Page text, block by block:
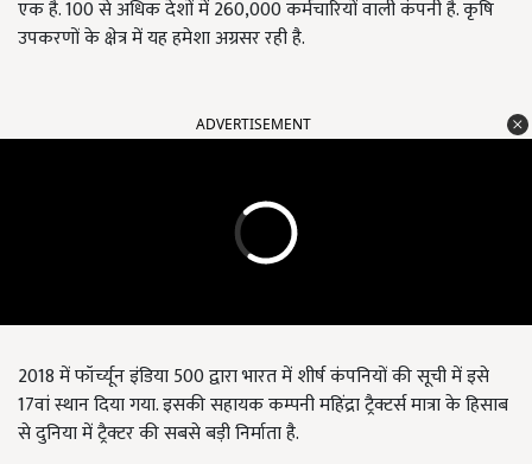
एक है. 100 से अधिक देशों में 260,000 कर्मचारियों वाली कंपनी है. कृषि
उपकरणों के क्षेत्र में यह हमेशा अग्रसर रही है.
ADVERTISEMENT
2018 में फॉर्च्यून इंडिया 500 द्वारा भारत में शीर्ष कंपनियों की सूची में इसे
17वां स्थान दिया गया. इसकी सहायक कम्पनी महिंद्रा ट्रैक्टर्स मात्रा के हिसाब
से दुनिया में ट्रैक्टर की सबसे बड़ी निर्माता है.